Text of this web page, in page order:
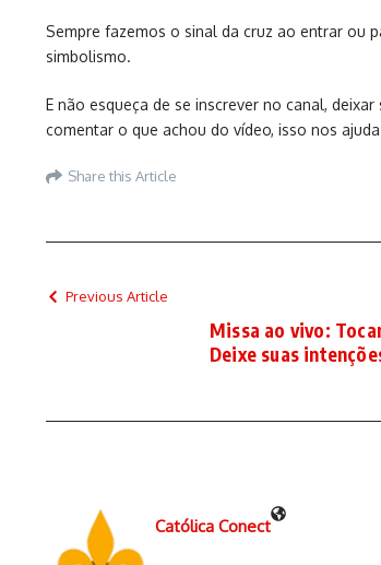
Sempre fazemos o sinal da cruz ao entrar ou
simbolismo.
E não esqueça de se inscrever no canal,
comentar o que achou do vídeo, isso nos
Share this Article
Previous Article
Missa ao vivo:
Deixe suas
Católica Conect